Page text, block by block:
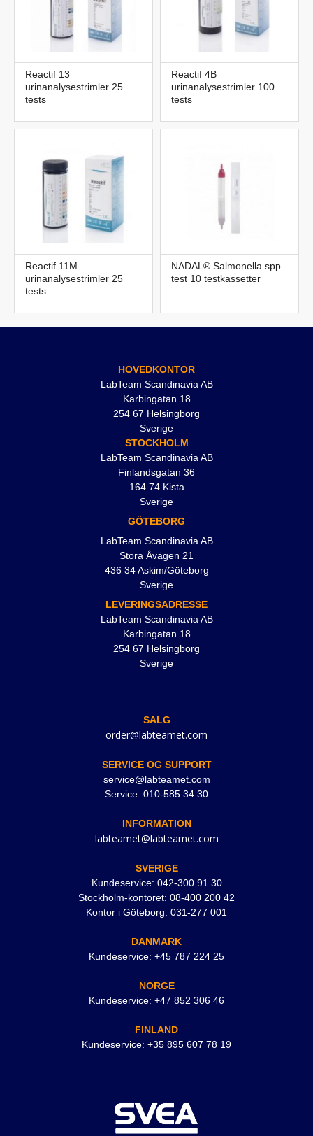
Reactif 13
urinanalysestrimler 25
tests
Reactif 4B
urinanalysestrimler 100
tests
Reactif 11M
urinanalysestrimler 25
tests
NADAL® Salmonella spp.
test 10 testkassetter
HOVEDKONTOR
LabTeam Scandinavia AB
Karbingatan 18
254 67 Helsingborg
Sverige
STOCKHOLM
LabTeam Scandinavia AB
Finlandsgatan 36
164 74 Kista
Sverige
GÖTEBORG
LabTeam Scandinavia AB
Stora Åvägen 21
436 34 Askim/Göteborg
Sverige
LEVERINGSADRESSE
LabTeam Scandinavia AB
Karbingatan 18
254 67 Helsingborg
Sverige
SALG
order@labteamet.com
SERVICE OG SUPPORT
service@labteamet.com
Service: 010-585 34 30
INFORMATION
labteamet@labteamet.com
SVERIGE
Kundeservice: 042-300 91 30
Stockholm-kontoret: 08-400 200 42
Kontor i Göteborg: 031-277 001
DANMARK
Kundeservice: +45 787 224 25
NORGE
Kundeservice: +47 852 306 46
FINLAND
Kundeservice: +35 895 607 78 19